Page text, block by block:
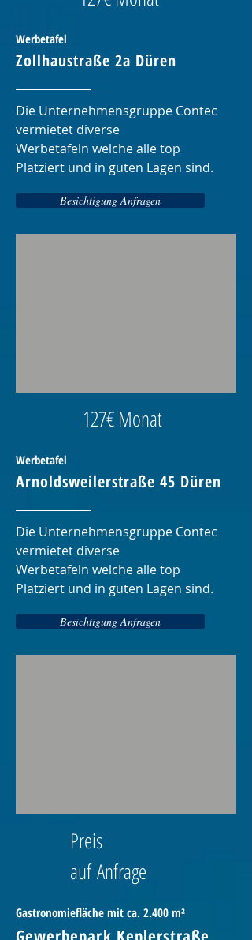
Werbetafel
Zollhaustraße 2a Düren
Die Unternehmensgruppe Contec
vermietet diverse
Werbetafeln welche alle top
Platziert und in guten Lagen sind.
Besichtigung Anfragen
127€ Monat
Werbetafel
Arnoldsweilerstraße 45 Düren
Die Unternehmensgruppe Contec
vermietet diverse
Werbetafeln welche alle top
Platziert und in guten Lagen sind.
Besichtigung Anfragen
Preis
aufAnfrage
Gastronomiefläche mit ca. 2.400 m²